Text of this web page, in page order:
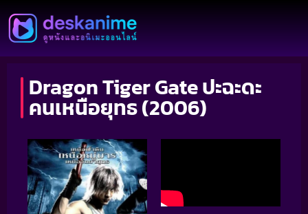
Dragon Tiger Gate ปะฉะดะ
คนเหนือยุทธ (2006)